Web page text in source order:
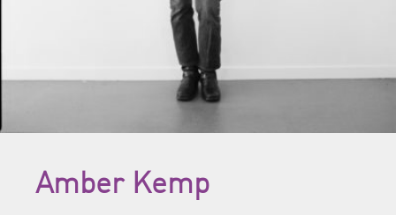
Amber Kemp